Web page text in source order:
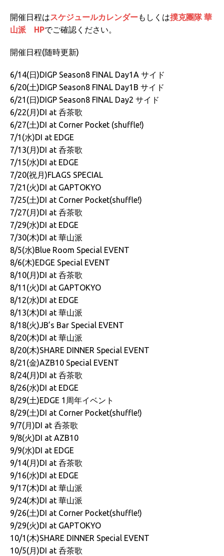
開催日程はスケジュールカレンダーもしくは撲克團隊 華
山派 HPでご確認ください。
開催日程(随時更新)
6/14(日)DIGP Season8 FINAL Day1A サイド
6/20(土)DIGP Season8 FINAL Day1B サイド
6/21(日)DIGP Season8 FINAL Day2 サイド
6/22(月)DI at 呑茶歌
6/27(土)DI at Corner Pocket (shuffle!)
7/1(水)DI at EDGE
7/13(月)DI at 呑茶歌
7/15(水)DI at EDGE
7/20(祝月)FLAGS SPECIAL
7/21(火)DI at GAPTOKYO
7/25(土)DI at Corner Pocket(shuffle!)
7/27(月)DI at 呑茶歌
7/29(水)DI at EDGE
7/30(木)DI at 華山派
8/5(水)Blue Room Special EVENT
8/6(木)EDGE Special EVENT
8/10(月)DI at 呑茶歌
8/11(火)DI at GAPTOKYO
8/12(水)DI at EDGE
8/13(木)DI at 華山派
8/18(火)JB’s Bar Special EVENT
8/20(木)DI at 華山派
8/20(木)SHARE DINNER Special EVENT
8/21(金)AZB10 Special EVENT
8/24(月)DI at 呑茶歌
8/26(水)DI at EDGE
8/29(土)EDGE 1周年イベント
8/29(土)DI at Corner Pocket(shuffle!)
9/7(月)DI at 呑茶歌
9/8(火)DI at AZB10
9/9(水)DI at EDGE
9/14(月)DI at 呑茶歌
9/16(水)DI at EDGE
9/17(木)DI at 華山派
9/24(木)DI at 華山派
9/26(土)DI at Corner Pocket(shuffle!)
9/29(火)DI at GAPTOKYO
10/1(木)SHARE DINNER Special EVENT
10/5(月)DI at 呑茶歌